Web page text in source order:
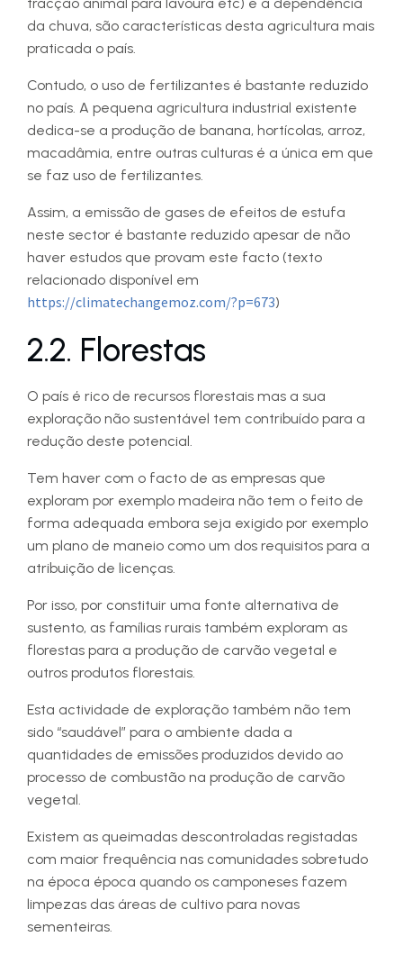
da chuva, são características desta agricultura mais
praticada o país.
Contudo, o uso de fertilizantes é bastante reduzido
no país. A pequena agricultura industrial existente
dedica-se a produção de banana, hortícolas, arroz,
macadâmia, entre outras culturas é a única em que
se faz uso de fertilizantes.
Assim, a emissão de gases de efeitos de estufa
neste sector é bastante reduzido apesar de não
haver estudos que provam este facto (texto
relacionado disponível em
https://climatechangemoz.com/?p=673)
2.2. Florestas
O país é rico de recursos florestais mas a sua
exploração não sustentável tem contribuído para a
redução deste potencial.
Tem haver com o facto de as empresas que
exploram por exemplo madeira não tem o feito de
forma adequada embora seja exigido por exemplo
um plano de maneio como um dos requisitos para a
atribuição de licenças.
Por isso, por constituir uma fonte alternativa de
sustento, as famílias rurais também exploram as
florestas para a produção de carvão vegetal e
outros produtos florestais.
Esta actividade de exploração também não tem
sido “saudável” para o ambiente dada a
quantidades de emissões produzidos devido ao
processo de combustão na produção de carvão
vegetal.
Existem as queimadas descontroladas registadas
com maior frequência nas comunidades sobretudo
na época época quando os camponeses fazem
limpezas das áreas de cultivo para novas
sementeiras.